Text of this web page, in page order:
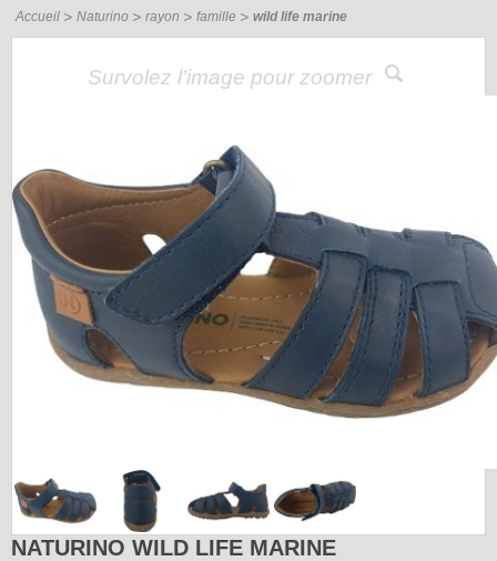
Accueil Naturino rayon famille wild life marine
Survolez l’image pour zoomer
NATURINO WILD LIFE MARINE